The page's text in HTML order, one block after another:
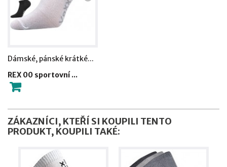
Dámské, pánské krátké...
REX 00 sportovní ...
ZÁKAZNÍCI, KTEŘÍ SI KOUPILI TENTO
PRODUKT, KOUPILI TAKÉ: